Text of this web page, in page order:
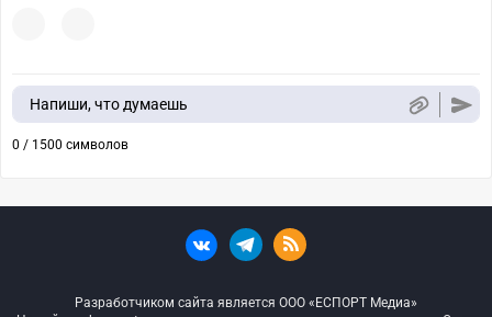
Напиши, что думаешь
0 / 1500 символов
Разработчиком сайта является ООО «ЕСПОРТ Медиа»